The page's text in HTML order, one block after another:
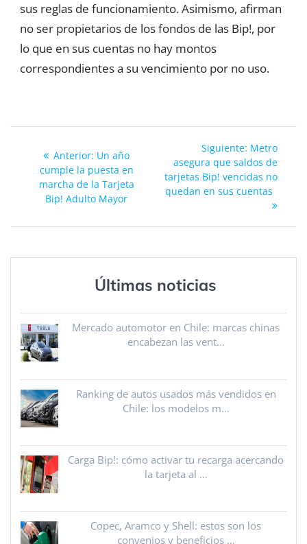
sus reglas de funcionamiento. Asimismo, afirman
no ser propietarios de los fondos de las Bip!, por
lo que en sus cuentas no hay montos
correspondientes a su vencimiento por no uso.
Navegación
Anterior: Anterior:
Un año
cumple la puesta en
marcha de la Tarjeta
Bip! Adulto Mayor
Siguiente: Siguiente:
Metro
asegura que saldos de
tarjetas Bip! vencidas no
quedan en sus cuentas
Últimas noticias
Mercado automotor en Chile: marcas chinas
encabezan las vent…
Ranking de autos usados más vendidos en
Chile: los modelos m…
Carga Bip!: cómo activar tu recarga acercando
la tarjeta al …
Copec, Aramco y Shell: estos son los
convenios y beneficios …